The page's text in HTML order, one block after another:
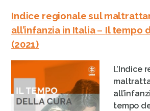
Indice regionale sul
all’infanzia in Italia– Il tempo
(2021)
L’Indice
tempo